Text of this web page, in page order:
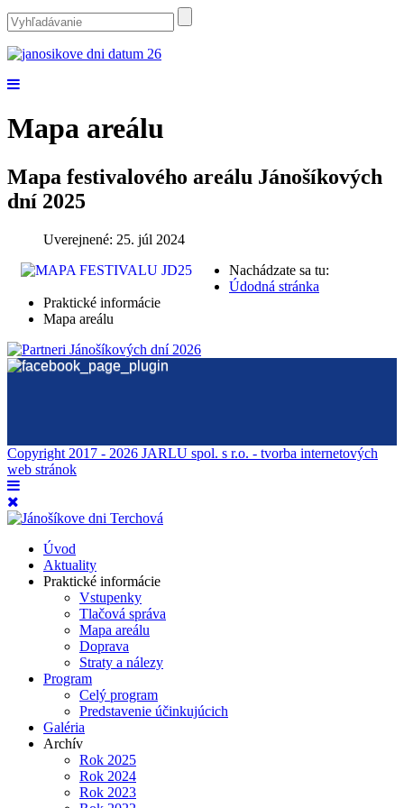
Mapa areálu
Mapa festivalového areálu Jánošíkových
dní 2025
Uverejnené: 25. júl 2024
Nachádzate sa tu:
Údodná stránka
Praktické informácie
Mapa areálu
Copyright 2017 - 2026 JARLU spol. s r.o. - tvorba internetových
web stránok
Úvod
Aktuality
Praktické informácie
Vstupenky
Tlačová správa
Mapa areálu
Doprava
Straty a nálezy
Program
Celý program
Predstavenie účinkujúcich
Galéria
Archív
Rok 2025
Rok 2024
Rok 2023